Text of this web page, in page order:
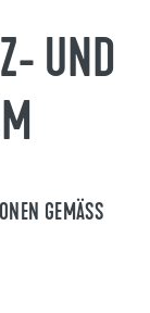
UND
GEMÄSS A